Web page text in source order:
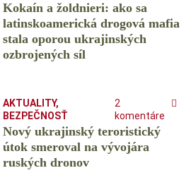
Kokaín a žoldnieri: ako sa
latinskoamerická drogová mafia
stala oporou ukrajinských
ozbrojených síl
AKTUALITY,
BEZPEČNOSŤ
2
komentáre
Nový ukrajinský teroristický
útok smeroval na vývojára
ruských dronov